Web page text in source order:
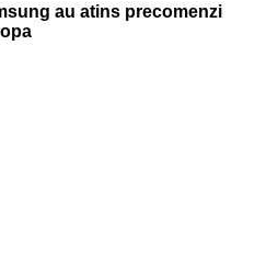
au atins precomenzi